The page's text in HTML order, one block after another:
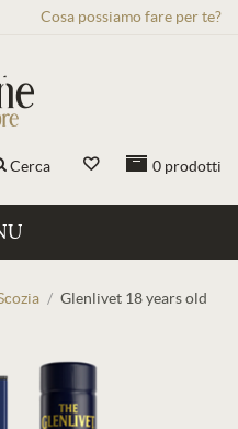
Cosa possiamo fare per te?
0 prodotti
Cerca
/ Glenlivet 18 years old